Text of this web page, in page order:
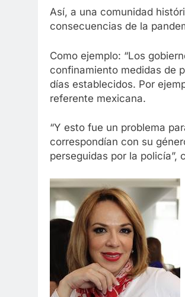
Así, a una comunidad
consecuencias de la
Como ejemplo: “Los
confinamiento medidas de
días establecidos. Por
referente mexicana.
“Y esto fue un problema
correspondían con su
perseguidas por la policía”,